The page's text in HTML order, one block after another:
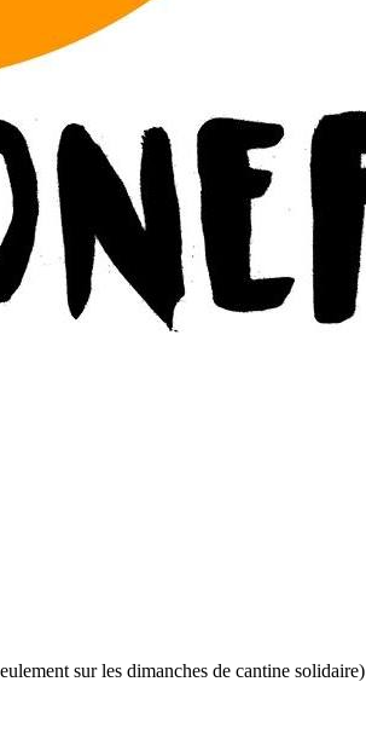
sur les dimanches de cantine solidaire)